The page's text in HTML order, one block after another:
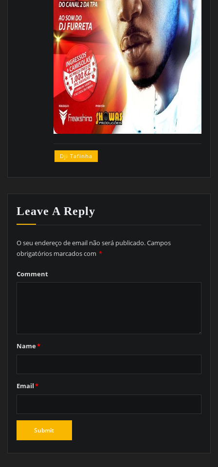
Dji Tafinha
Leave A Reply
O seu endereço de email não será publicado.Campos
obrigatórios marcados com *
Comment
Name*
Email*